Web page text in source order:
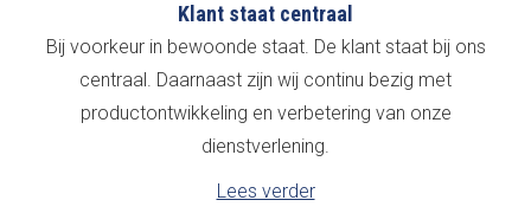
Klant staat centraal
Bij voorkeur in bewoonde staat. De klant staat bij ons
centraal. Daarnaast zijn wij continu bezig met
productontwikkeling en verbetering van onze
dienstverlening.
Lees verder